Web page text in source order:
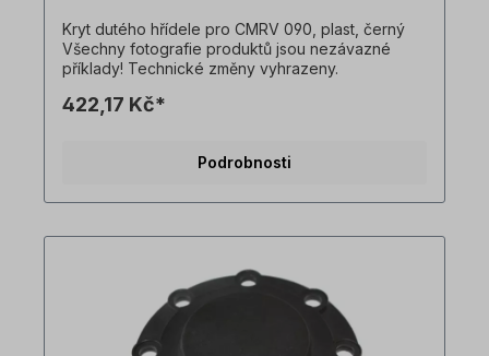
Kryt dutého hřídele pro CMRV 090, plast, černý
Všechny fotografie produktů jsou nezávazné
příklady! Technické změny vyhrazeny.
422,17 Kč*
Podrobnosti